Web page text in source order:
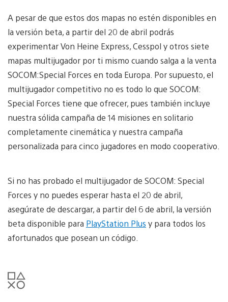
A pesar de que estos dos mapas no estén disponibles en
la versión beta, a partir del 20 de abril podrás
experimentar Von Heine Express, Cesspol y otros siete
mapas multijugador por ti mismo cuando salga a la venta
SOCOM:Special Forces en toda Europa. Por supuesto, el
multijugador competitivo no es todo lo que SOCOM:
Special Forces tiene que ofrecer, pues también incluye
nuestra sólida campaña de 14 misiones en solitario
completamente cinemática y nuestra campaña
personalizada para cinco jugadores en modo cooperativo.
Si no has probado el multijugador de SOCOM: Special
Forces y no puedes esperar hasta el 20 de abril,
asegúrate de descargar, a partir del 6 de abril, la versión
beta disponible para PlayStation Plus y para todos los
afortunados que posean un código.